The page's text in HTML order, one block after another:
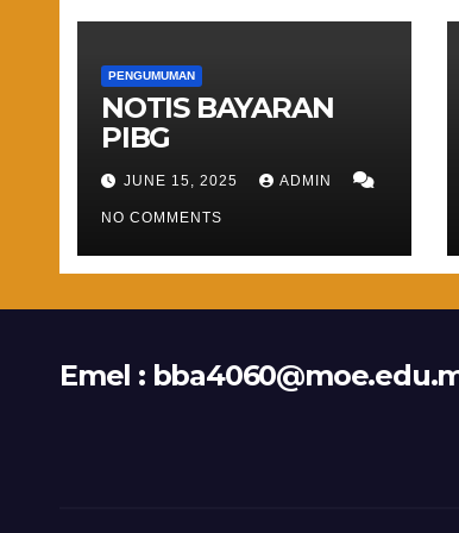
PENGUMUMAN
NOTIS BAYARAN
PIBG
JUNE 15, 2025 ADMIN
NO COMMENTS
Emel :